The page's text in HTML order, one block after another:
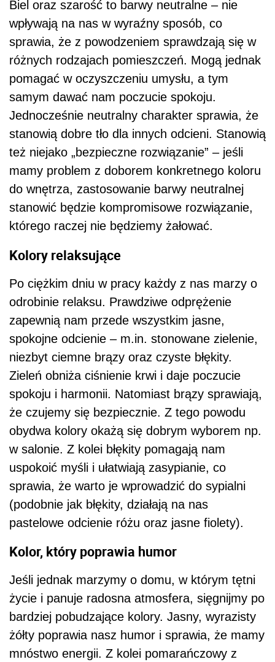
Biel oraz szarość to barwy neutralne – nie
wpływają na nas w wyraźny sposób, co
sprawia, że z powodzeniem sprawdzają się w
różnych rodzajach pomieszczeń. Mogą jednak
pomagać w oczyszczeniu umysłu, a tym
samym dawać nam poczucie spokoju.
Jednocześnie neutralny charakter sprawia, że
stanowią dobre tło dla innych odcieni. Stanowią
też niejako „bezpieczne rozwiązanie” – jeśli
mamy problem z doborem konkretnego koloru
do wnętrza, zastosowanie barwy neutralnej
stanowić będzie kompromisowe rozwiązanie,
którego raczej nie będziemy żałować.
Kolory relaksujące
Po ciężkim dniu w pracy każdy z nas marzy o
odrobinie relaksu. Prawdziwe odprężenie
zapewnią nam przede wszystkim jasne,
spokojne odcienie – m.in. stonowane zielenie,
niezbyt ciemne brązy oraz czyste błękity.
Zieleń obniża ciśnienie krwi i daje poczucie
spokoju i harmonii. Natomiast brązy sprawiają,
że czujemy się bezpiecznie. Z tego powodu
obydwa kolory okażą się dobrym wyborem np.
w salonie. Z kolei błękity pomagają nam
uspokoić myśli i ułatwiają zasypianie, co
sprawia, że warto je wprowadzić do sypialni
(podobnie jak błękity, działają na nas
pastelowe odcienie różu oraz jasne fiolety).
Kolor, który poprawia humor
Jeśli jednak marzymy o domu, w którym tętni
życie i panuje radosna atmosfera, sięgnijmy po
bardziej pobudzające kolory. Jasny, wyrazisty
żółty poprawia nasz humor i sprawia, że mamy
mnóstwo energii. Z kolei pomarańczowy z